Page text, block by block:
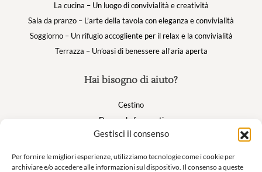
Gestisci il consenso
Per fornire le migliori esperienze, utilizziamo tecnologie come i cookie per
archiviare e/o accedere alle informazioni sul dispositivo. Il consenso a queste
Hai bisogno di aiuto?
Cestino
Domande frequenti
Il mio account
La cucina – Un luogo di convivialità e creatività
Sala da pranzo – L’arte della tavola con eleganza e convivialità
Soggiorno – Un rifugio accogliente per il relax e la convivialità
Terrazza – Un’oasi di benessere all’aria aperta